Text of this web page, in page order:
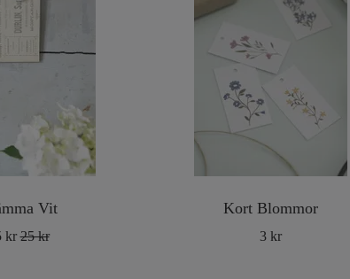
Vit
kr25 kr
Kort Blommor
3 kr